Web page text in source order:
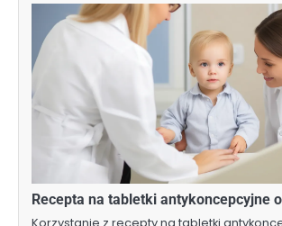
Recepta na tabletki antykoncepcyjne